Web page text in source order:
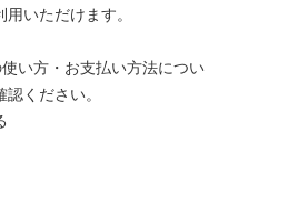
いただけます。
い方・お支払い方法につい
ください。